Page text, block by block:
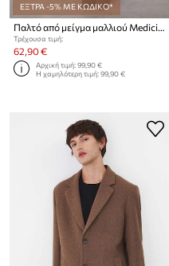
ΕΞΤΡΑ -5% ΜΕ ΚΩΔΙΚΟ*
Τρέχουσα τιμή:
62,90 €
Αρχική τιμή:99,90 €
Η χαμηλότερη τιμή:99,90 €